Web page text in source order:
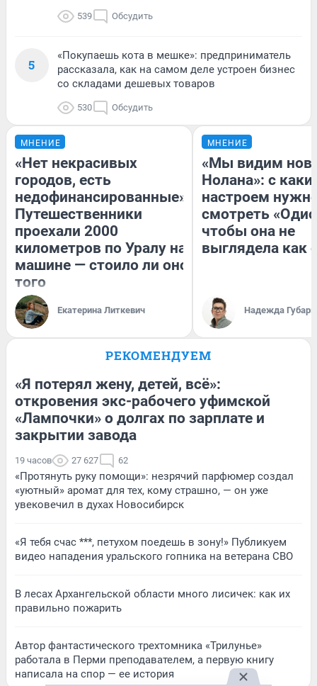
539 Обсудить
5
«Покупаешь кота в мешке»: предприниматель
рассказала, как на самом деле устроен бизнес
со складами дешевых товаров
530 Обсудить
МНЕНИЕ
«Нет некрасивых
городов, есть
недофинансированные».
Путешественники
проехали 2000
километров по Уралу на
машине — стоило ли оно
того
Екатерина Литкевич
МНЕНИЕ
«Мы видим
Нолана»: с
настроем
смотреть
чтобы она не
выглядела как
Надежда Губарь
РЕКОМЕНДУЕМ
«Я потерял жену, детей, всё»:
откровения экс-рабочего уфимской
«Лампочки» о долгах по зарплате и
закрытии завода
19 часов 27 627 62
«Протянуть руку помощи»: незрячий парфюмер создал
«уютный» аромат для тех, кому страшно, — он уже
увековечил в духах Новосибирск
«Я тебя счас ***, петухом поедешь в зону!» Публикуем
видео нападения уральского гопника на ветерана СВО
В лесах Архангельской области много лисичек: как их
правильно пожарить
Автор фантастического трехтомника «Трилунье»
работала в Перми преподавателем, а первую книгу
написала на спор — ее история